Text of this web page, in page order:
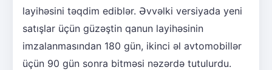
layihəsini təqdim ediblər. Əvvəlki versiyada yeni
satışlar üçün güzəştin qanun layihəsinin
imzalanmasından 180 gün, ikinci əl avtomobillər
üçün 90 gün sonra bitməsi nəzərdə tutulurdu.